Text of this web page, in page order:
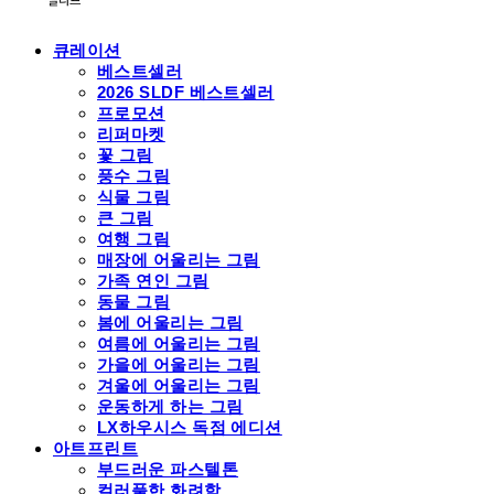
큐레이션
베스트셀러
2026 SLDF 베스트셀러
프로모션
리퍼마켓
꽃 그림
풍수 그림
식물 그림
큰 그림
여행 그림
매장에 어울리는 그림
가족 연인 그림
동물 그림
봄에 어울리는 그림
여름에 어울리는 그림
가을에 어울리는 그림
겨울에 어울리는 그림
운동하게 하는 그림
LX하우시스 독점 에디션
아트프린트
부드러운 파스텔톤
컬러풀한 화려함